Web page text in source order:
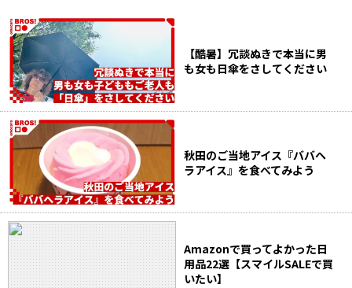
【酷暑】冗談ぬきで本当に男
も女も日傘をさしてください
秋田のご当地アイス『ババヘ
ラアイス』を食べてみよう
Amazonで買ってよかった日
用品22選【スマイルSALEで買
いたい】